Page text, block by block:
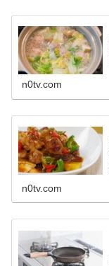
n0tv.com
n0tv.com